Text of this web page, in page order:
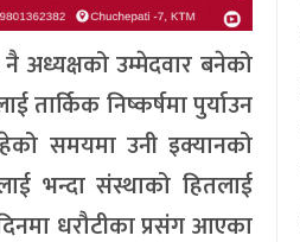
अध्यक्षको उम्मेदवार बनेको
तार्किक निष्कर्षमा पुर्याउन
समयमा उनी इक्यानको
भन्दा संस्थाको हितलाई
धरौटीका प्रसंग आएका